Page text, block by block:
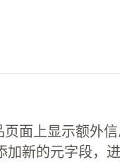
面上显示额外
新的元字段，